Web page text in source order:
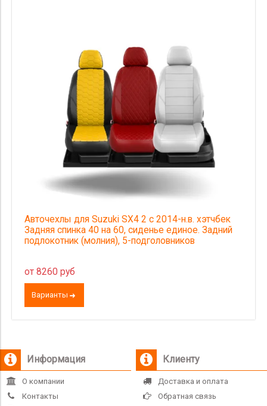
Авточехлы для Suzuki SX4 2 с 2014-н.в. хэтчбек
Задняя спинка 40 на 60, сиденье единое. Задний
подлокотник (молния), 5-подголовников
от 8260 руб
Варианты
Информация
О компании
Контакты
Клиенту
Доставка и оплата
Обратная связь